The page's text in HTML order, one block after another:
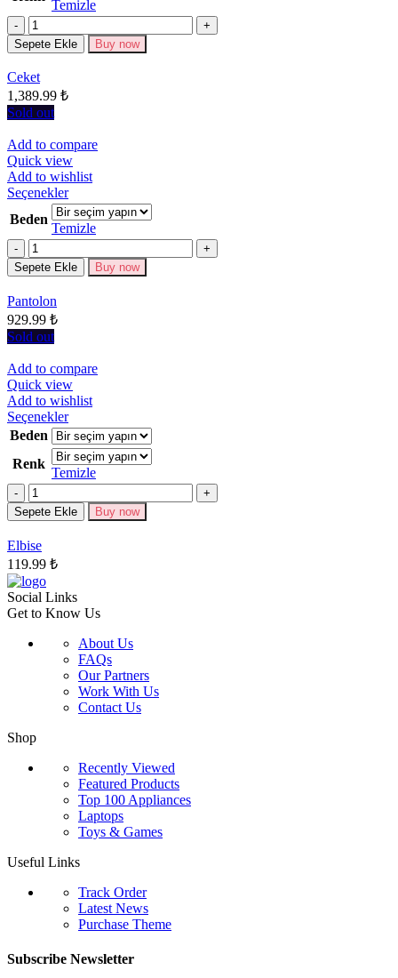
varyasyonu
Seçenekler
seçilebilir
Temizle
Miktar
Sepete Ekle Buy now
Ceket
1,389.99 ₺
Sold out
Add to compare
Quick view
Add to wishlist
SeçeneklerBu
ürünün
birden
fazla
varyasyonu
var.
Beden
Temizle
Miktar
Sepete Ekle Buy now
Pantolon
929.99 ₺
Sold out
Add to compare
Quick view
Add to wishlist
SeçeneklerBu
ürünün
birden
fazla
varyasyonu
Seçenekler
Beden
Renk
Temizle
Miktar
Sepete Ekle Buy now
Elbise
119.99 ₺
Social Links
Get to Know Us
About Us
FAQs
Our Partners
Work With Us
Contact Us
Shop
Recently Viewed
Featured Products
Top 100 Appliances
Laptops
Toys & Games
Useful Links
Track Order
Latest News
Purchase Theme
Subscribe Newsletter